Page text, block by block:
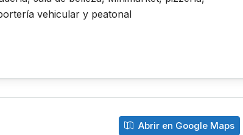
vehicular y peatonal
Abrir en Google Maps